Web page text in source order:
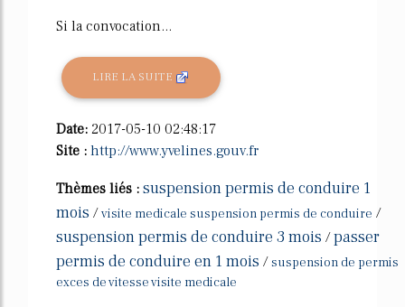
Si la convocation...
LIRE LA SUITE
Date: 2017-05-10 02:48:17
Site : http://www.yvelines.gouv.fr
Thèmes liés : suspension permis de conduire 1
mois /visite medicale suspension permis de conduire /
suspension permis de conduire 3 mois /passer
permis de conduire en 1 mois /suspension de permis
exces de vitesse visite medicale